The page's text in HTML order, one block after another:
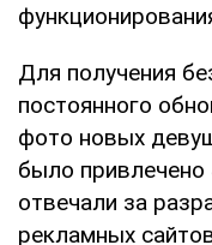
Для получения
постоянного
фото новых
было
отвечали за
рекламных